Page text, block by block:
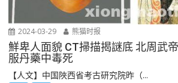
2024-03-29 熊猫时报
鮮卑人面貌 CT掃描揭謎底 北周武
服丹藥中毒死
【人文】中国陜西省考古研究院昨（...